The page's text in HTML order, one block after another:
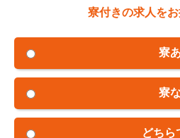
寮付きの求人を
寮
寮
どちら